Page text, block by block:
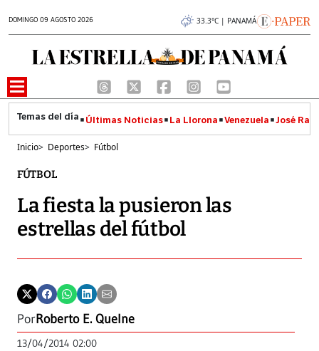
DOMINGO 09 AGOSTO 2026 33.3°C | PANAMÁ
Últimas Noticias La Llorona Venezuela José
Inicio> Deportes> Fútbol
FÚTBOL
La fiesta la pusieron las
estrellas del fútbol
PorRoberto E. Quelne
13/04/2014 02:00